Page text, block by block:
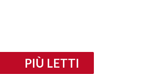
PIÙ LETTI